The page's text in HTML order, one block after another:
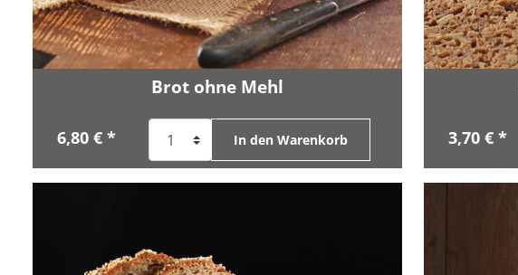
Brot ohne Mehl
6,80 € * In den Warenkorb 3,70 € *